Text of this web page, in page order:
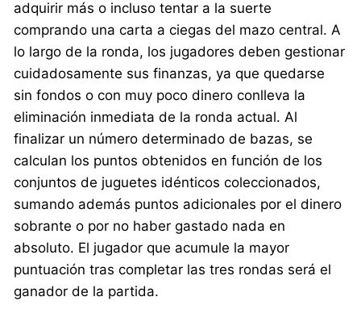
adquirir más o incluso tentar a la suerte
comprando una carta a ciegas del mazo central. A
lo largo de la ronda, los jugadores deben gestionar
cuidadosamente sus finanzas, ya que quedarse
sin fondos o con muy poco dinero conlleva la
eliminación inmediata de la ronda actual. Al
finalizar un número determinado de bazas, se
calculan los puntos obtenidos en función de los
conjuntos de juguetes idénticos coleccionados,
sumando además puntos adicionales por el dinero
sobrante o por no haber gastado nada en
absoluto. El jugador que acumule la mayor
puntuación tras completar las tres rondas será el
ganador de la partida.